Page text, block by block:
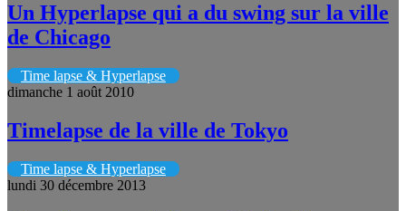
Un Hyperlapse qui a du swing sur la ville
de Chicago
Time lapse & Hyperlapse
dimanche 1 août 2010
Timelapse de la ville de Tokyo
Time lapse & Hyperlapse
lundi 30 décembre 2013